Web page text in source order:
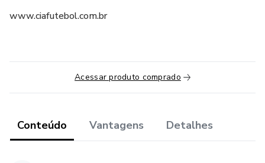
www.ciafutebol.com.br
Acessar produto comprado
Conteúdo Vantagens Detalhes